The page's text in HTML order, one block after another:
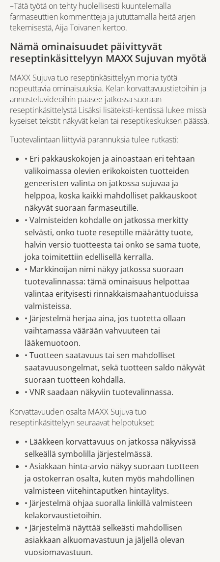
–Tätä työtä on tehty huolellisesti kuuntelemalla
farmaseuttien kommentteja ja jututtamalla heitä arjen
tekemisestä, Aija Toivanen kertoo.
Nämä ominaisuudet päivittyvät
reseptinkäsittelyyn MAXX Sujuvan myötä
MAXX Sujuva tuo reseptinkäsittelyyn monia työtä
nopeuttavia ominaisuuksia. Kelan korvattavuustietoihin ja
annosteluvideoihin pääsee jatkossa suoraan
reseptinkäsittelystä Lisäksi lisäteksti-kentissä lukee missä
kyseiset tekstit näkyvät kelan tai reseptikeskuksen päässä.
Tuotevalintaan liittyviä parannuksia tulee rutkasti:
• Eri pakkauskokojen ja ainoastaan eri tehtaan
valikoimassa olevien erikokoisten tuotteiden
geneeristen valinta on jatkossa sujuvaa ja
helppoa, koska kaikki mahdolliset pakkauskoot
näkyvät suoraan farmaseutille.
• Valmisteiden kohdalle on jatkossa merkitty
selvästi, onko tuote reseptille määrätty tuote,
halvin versio tuotteesta tai onko se sama tuote,
joka toimitettiin edellisellä kerralla.
• Markkinoijan nimi näkyy jatkossa suoraan
tuotevalinnassa: tämä ominaisuus helpottaa
valintaa erityisesti rinnakkaismaahantuoduissa
valmisteissa.
• Järjestelmä herjaa aina, jos tuotetta ollaan
vaihtamassa väärään vahvuuteen tai
lääkemuotoon.
• Tuotteen saatavuus tai sen mahdolliset
saatavuusongelmat, sekä tuotteen saldo näkyvät
suoraan tuotteen kohdalla.
• VNR saadaan näkyviin tuotevalinnassa.
Korvattavuuden osalta MAXX Sujuva tuo
reseptinkäsittelyyn seuraavat helpotukset:
• Lääkkeen korvattavuus on jatkossa näkyvissä
selkeällä symbolilla järjestelmässä.
• Asiakkaan hinta-arvio näkyy suoraan tuotteen
ja ostokerran osalta, kuten myös mahdollinen
valmisteen viitehintaputken hintaylitys.
• Järjestelmä ohjaa suoralla linkillä valmisteen
kelakorvaustietoihin.
• Järjestelmä näyttää selkeästi mahdollisen
asiakkaan alkuomavastuun ja jäljellä olevan
vuosiomavastuun.